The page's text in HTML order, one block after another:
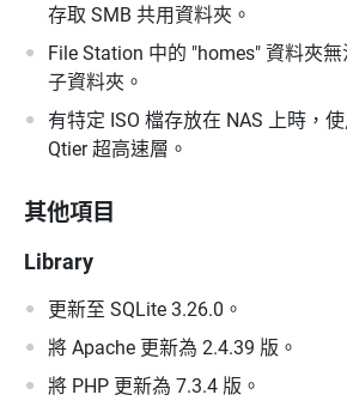
存取 SMB 共用資料夾。
File Station 中的 "homes" 資料夾
子資料夾。
有特定 ISO 檔存放在 NAS 上時，
Qtier 超高速層。
其他項目
Library
更新至 SQLite 3.26.0。
將 Apache 更新為 2.4.39 版。
將 PHP 更新為 7.3.4 版。